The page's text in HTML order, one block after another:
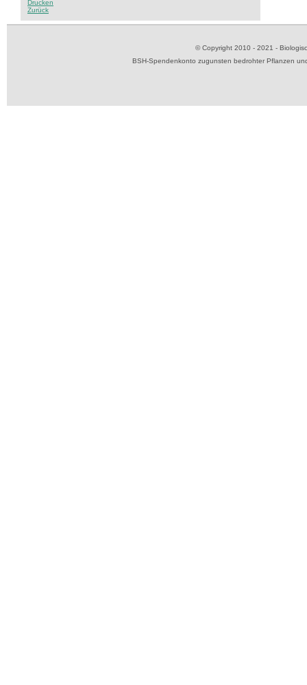
Drucken
Zurück
© Copyright 2010 - 2021 -
BSH-Spendenkonto zugunsten bedrohter Pflanzen